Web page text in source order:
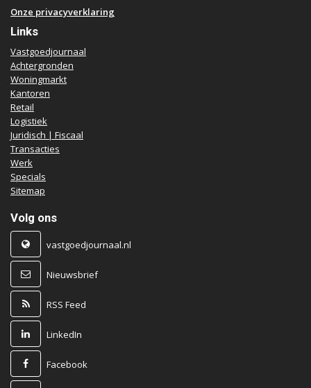
Onze privacyverklaring
Links
Vastgoedjournaal
Achtergronden
Woningmarkt
Kantoren
Retail
Logistiek
Juridisch | Fiscaal
Transacties
Werk
Specials
Sitemap
Volg ons
vastgoedjournaal.nl
Nieuwsbrief
RSS Feed
LinkedIn
Facebook